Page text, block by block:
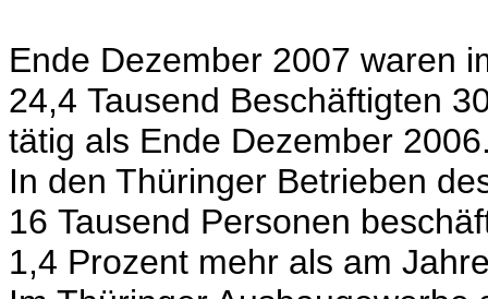
Ende Dezember 2007 waren
24,4 Tausend Beschäftigten
tätig als Ende Dezember
In den Thüringer Betrieben
16 Tausend Personen
1,4 Prozent mehr als am